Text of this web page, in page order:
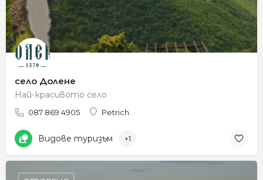
село Долене
Най-красивото село
087 869 4905 Petrich
Видове туризъм +1